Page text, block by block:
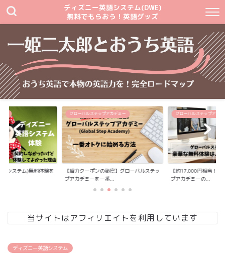
ディズニー英語システム(DWE)
無料でもらおう！英語グッズ
システム)無料体験を
グローバルステップアカデミー
【紹介クーポンの秘密】グローバルステッ
プアカデミーを一番...
グローバルステップアカデ
【約17,000円相当！】
プアカデミーの...
当サイトはアフィリエイトを利用しています
ディズニー英語システム